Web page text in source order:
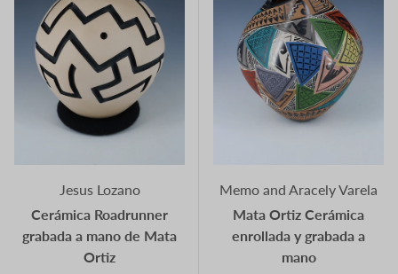
Jesus Lozano
Cerámica Roadrunner
grabada a mano de Mata
Ortiz
Memo and Aracely Varela
Mata Ortiz Cerámica
enrollada y grabada a
mano